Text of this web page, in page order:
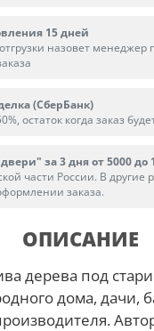
15 дней
назовет менеджер
(СберБанк)
остаток когда заказ
за 3 дня от 5000 до
части России. В другие
заказа.
ОПИСАНИЕ
дерева под
дома, дачи,